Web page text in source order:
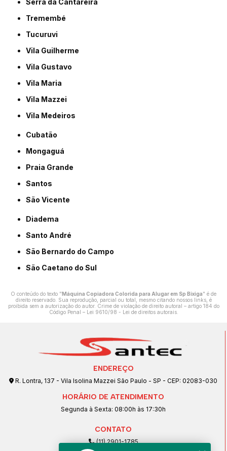
Tremembé
Tucuruvi
Vila Guilherme
Vila Gustavo
Vila Maria
Vila Mazzei
Vila Medeiros
Cubatão
Mongaguá
Praia Grande
Santos
São Vicente
Diadema
Santo André
São Bernardo do Campo
São Caetano do Sul
O conteúdo do texto "Máquina Copiadora Colorida para Alugar em Sp Bixiga" é de
direito reservado. Sua reprodução, parcial ou total, mesmo citando nossos links, é
proibida sem a autorização do autor. Crime de violação de direito autoral – artigo 184 do
Código Penal – Lei 9610/98 - Lei de direitos autorais.
ENDEREÇO
R. Lontra, 137 - Vila Isolina Mazzei São Paulo - SP - CEP: 02083-030
HORÁRIO DE ATENDIMENTO
Segunda à Sexta: 08:00h às 17:30h
CONTATO
(11) 2901-1785